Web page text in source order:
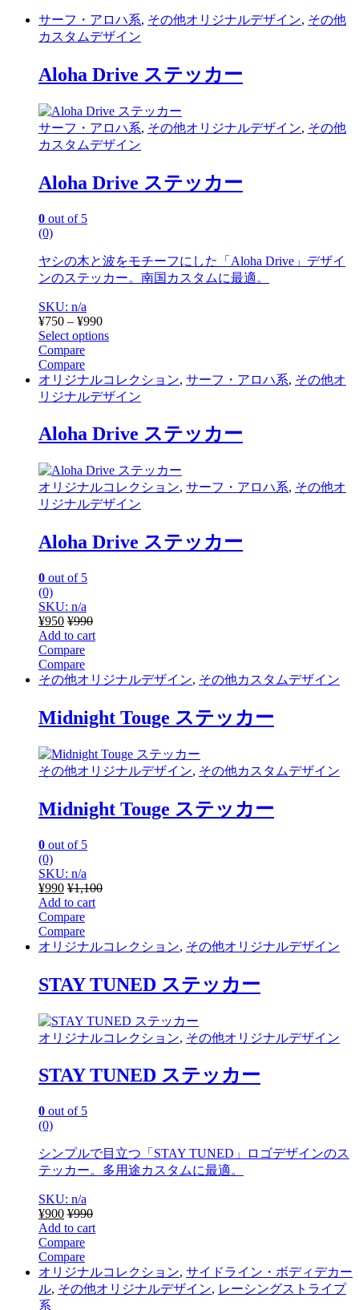
サーフ・アロハ系, その他オリジナルデザイン, その他
カスタムデザイン
Aloha Drive ステッカー
サーフ・アロハ系, その他オリジナルデザイン, その他
カスタムデザイン
Aloha Drive ステッカー
0 out of 5
(0)
ヤシの木と波をモチーフにした「Aloha Drive」デザイ
ンのステッカー。南国カスタムに最適。
SKU: n/a
¥750 – ¥990Price
range:
¥990
Select options
This
product
has
multiple
variants.
options
be
chosen
on
the
page
Compare
Compare
オリジナルコレクション, サーフ・アロハ系, その他オ
リジナルデザイン
Aloha Drive ステッカー
オリジナルコレクション, サーフ・アロハ系, その他オ
リジナルデザイン
Aloha Drive ステッカー
0 out of 5
(0)
SKU: n/a
¥950 ¥990
Add to cart
Compare
Compare
その他オリジナルデザイン, その他カスタムデザイン
Midnight Touge ステッカー
その他オリジナルデザイン, その他カスタムデザイン
Midnight Touge ステッカー
0 out of 5
(0)
SKU: n/a
¥990 ¥1,100
Add to cart
Compare
Compare
オリジナルコレクション, その他オリジナルデザイン
STAY TUNED ステッカー
オリジナルコレクション, その他オリジナルデザイン
STAY TUNED ステッカー
0 out of 5
(0)
シンプルで目立つ「STAY TUNED」ロゴデザインのス
テッカー。多用途カスタムに最適。
SKU: n/a
¥900 ¥990
Add to cart
Compare
Compare
オリジナルコレクション, サイドライン・ボディデカー
ル, その他オリジナルデザイン, レーシングストライプ
系